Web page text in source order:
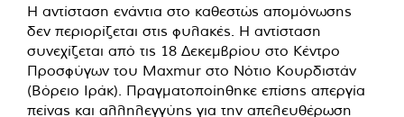
Η αντίσταση ενάντια στο καθεστώς απομόνωσης
δεν περιορίζεται στις φυλακές. Η αντίσταση
συνεχίζεται από τις 18 Δεκεμβρίου στο Κέντρο
Προσφύγων του Maxmur στο Νότιο Κουρδιστάν
(Βόρειο Ιράκ). Πραγματοποίηθηκε επίσης απεργία
πείνας και αλληλεγγύης για την απελευθέρωση